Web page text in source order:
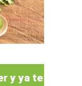
y ya te